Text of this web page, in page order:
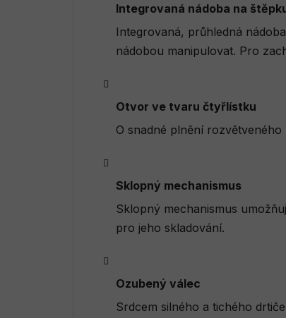
Integrovaná nádoba na
Integrovaná, průhledná
nádobou manipulovat. Pro
Otvor ve tvaru čtyřlístku
O snadné plnění
Sklopný mechanismus
Sklopný mechanismus
pro jeho skladování.
Ozubený válec
Srdcem silného a tichého